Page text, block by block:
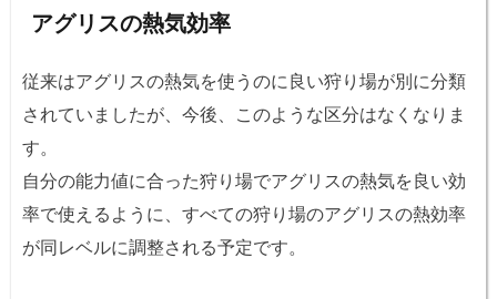
アグリスの熱気効率
従来はアグリスの熱気を使うのに良い狩り場が別に分類
されていましたが、今後、このような区分はなくなりま
す。
自分の能力値に合った狩り場でアグリスの熱気を良い効
率で使えるように、すべての狩り場のアグリスの熱効率
が同レベルに調整される予定です。